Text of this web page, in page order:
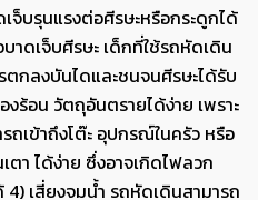
จ็บรุนแรงต่อศีรษะหรือกระดูกได้
าดเจ็บศีรษะ เด็กที่ใช้รถหัดเดิน
ตกลงบันไดและชนจนศีรษะได้รับ
งร้อน วัตถุอันตรายได้ง่าย เพราะ
ถเข้าถึงโต๊ะ อุปกรณ์ในครัว หรือ
า ได้ง่าย ซึ่งอาจเกิดไฟลวก
4) เสี่ยงจมน้ำ รถหัดเดินสามารถ